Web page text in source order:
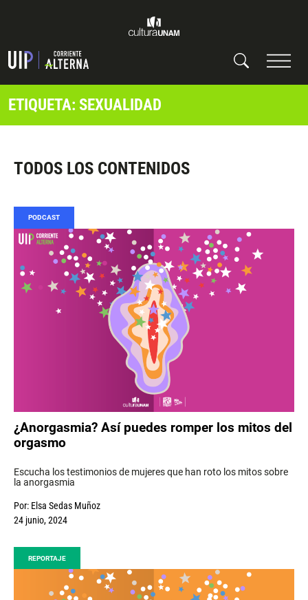
ETIQUETA: SEXUALIDAD
TODOS LOS CONTENIDOS
PODCAST
¿Anorgasmia? Así puedes romper los mitos del
orgasmo
Escucha los testimonios de mujeres que han roto los mitos sobre
la anorgasmia
Por: Elsa Sedas Muñoz
24 junio, 2024
REPORTAJE